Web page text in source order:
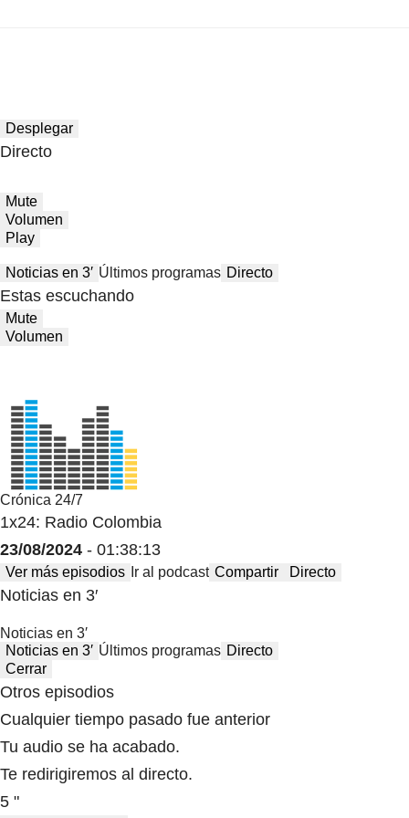
Desplegar
Directo
Mute
Volumen
Play
Noticias en 3′ Últimos programas Directo
Estas escuchando
Mute
Volumen
Crónica 24/7
1x24: Radio Colombia
23/08/2024 - 01:38:13
Ver más episodios Ir al podcast Compartir Directo
Noticias en 3′
Noticias en 3′
Noticias en 3′ Últimos programas Directo
Cerrar
Otros episodios
Cualquier tiempo pasado fue anterior
Tu audio se ha acabado.
Te redirigiremos al directo.
5 "